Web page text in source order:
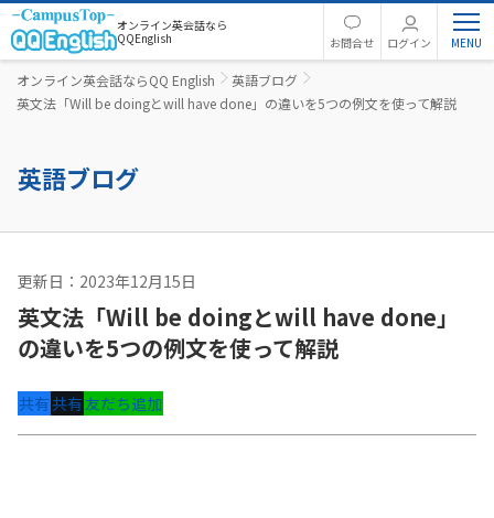
オンライン英会話なら
QQEnglish
お問合せ ログイン
オンライン英会話ならQQ English
英語ブログ
英文法「Will be doingとwill have done」の違いを5つの例文を使って解説
英語ブログ
更新日：2023年12月15日
英文法「Will be doingとwill have done」
の違いを5つの例文を使って解説
共有共有友だち追加